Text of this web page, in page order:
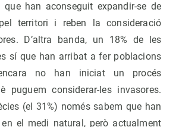
que han aconseguit expandir-se de
territori i reben la consideració
D’altra banda, un 18% de les
sí que han arribat a fer poblacions
no han iniciat un procés
puguem considerar-les invasores.
(el 31%) només sabem que han
el medi natural, però actualment